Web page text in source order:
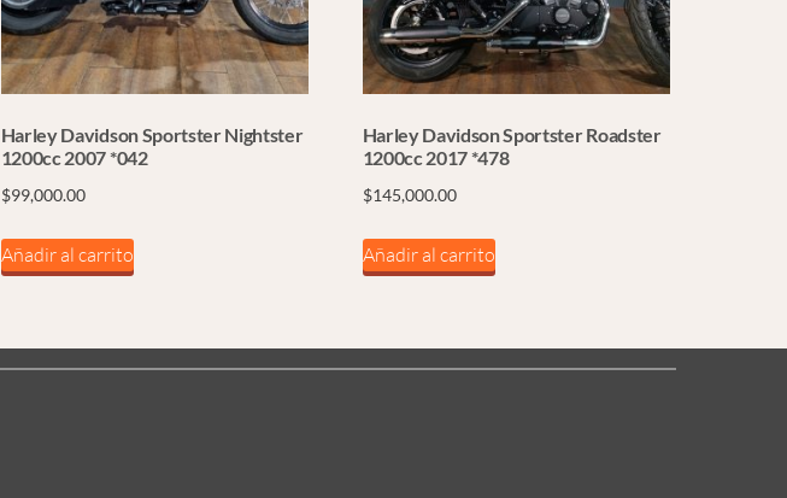
Harley Davidson Sportster Nightster
1200cc 2007 *042
$99,000.00
Añadir al carrito
Harley Davidson Sportster Roadster
1200cc 2017 *478
$145,000.00
Añadir al carrito